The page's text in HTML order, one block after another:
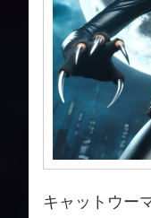
キャットウー